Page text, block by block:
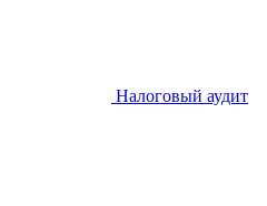
Налоговый аудит